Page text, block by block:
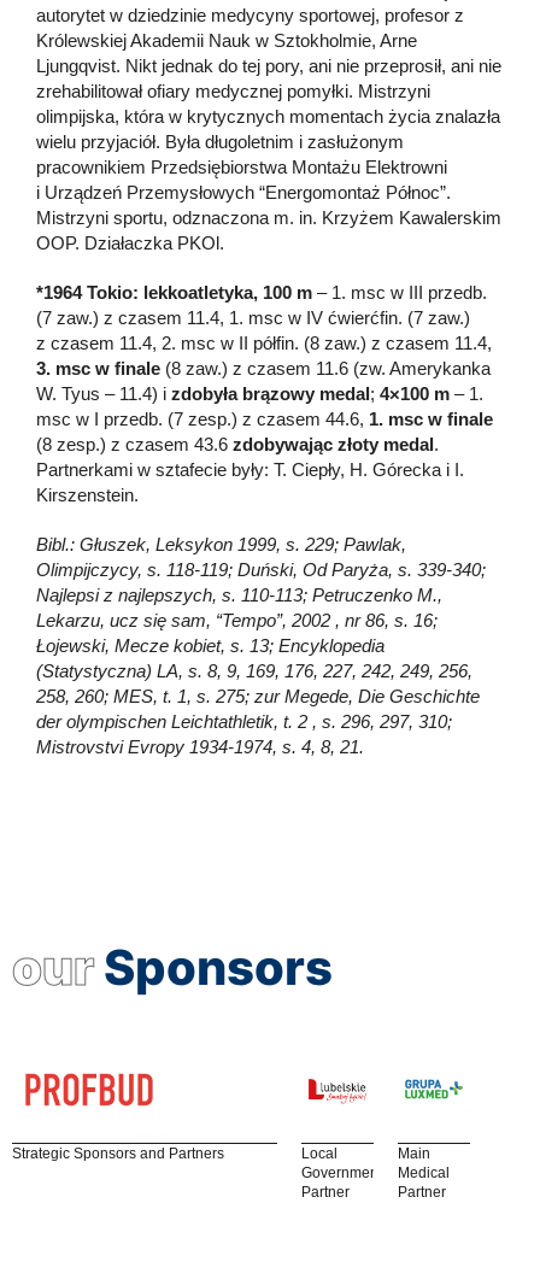
autorytet w dziedzinie medycyny sportowej, profesor z
Królewskiej Akademii Nauk w Sztokholmie, Arne
Ljungqvist. Nikt jednak do tej pory, ani nie przeprosił, ani nie
zrehabilitował ofiary medycznej pomyłki. Mistrzyni
olimpijska, która w krytycznych momentach życia znalazła
wielu przyjaciół. Była długoletnim i zasłużonym
pracownikiem Przedsiębiorstwa Montażu Elektrowni
i Urządzeń Przemysłowych “Energomontaż Północ”.
Mistrzyni sportu, odznaczona m. in. Krzyżem Kawalerskim
OOP. Działaczka PKOl.
*1964 Tokio: lekkoatletyka, 100 m – 1. msc w III przedb.
(7 zaw.) z czasem 11.4, 1. msc w IV ćwierćfin. (7 zaw.)
z czasem 11.4, 2. msc w II półfin. (8 zaw.) z czasem 11.4,
3. msc w finale (8 zaw.) z czasem 11.6 (zw. Amerykanka
W. Tyus – 11.4) i zdobyła brązowy medal; 4×100 m – 1.
msc w I przedb. (7 zesp.) z czasem 44.6, 1. msc w finale
(8 zesp.) z czasem 43.6 zdobywając złoty medal.
Partnerkami w sztafecie były: T. Ciepły, H. Górecka i I.
Kirszenstein.
Bibl.: Głuszek, Leksykon 1999, s. 229; Pawlak,
Olimpijczycy, s. 118-119; Duński, Od Paryża, s. 339-340;
Najlepsi z najlepszych, s. 110-113; Petruczenko M.,
Lekarzu, ucz się sam, “Tempo”, 2002 , nr 86, s. 16;
Łojewski, Mecze kobiet, s. 13; Encyklopedia
(Statystyczna) LA, s. 8, 9, 169, 176, 227, 242, 249, 256,
258, 260; MES, t. 1, s. 275; zur Megede, Die Geschichte
der olympischen Leichtathletik, t. 2 , s. 296, 297, 310;
Mistrovstvi Evropy 1934-1974, s. 4, 8, 21.
ourSponsors
Strategic Sponsors and Partners
Local
Government
Partner
Main
Medical
Partner